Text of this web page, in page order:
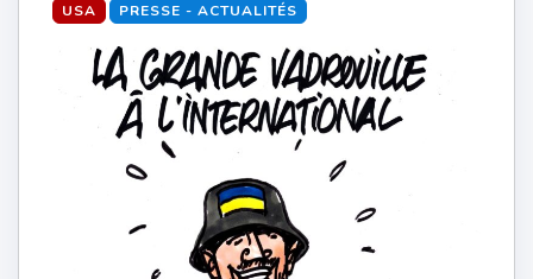
USA PRESSE - ACTUALITÉS